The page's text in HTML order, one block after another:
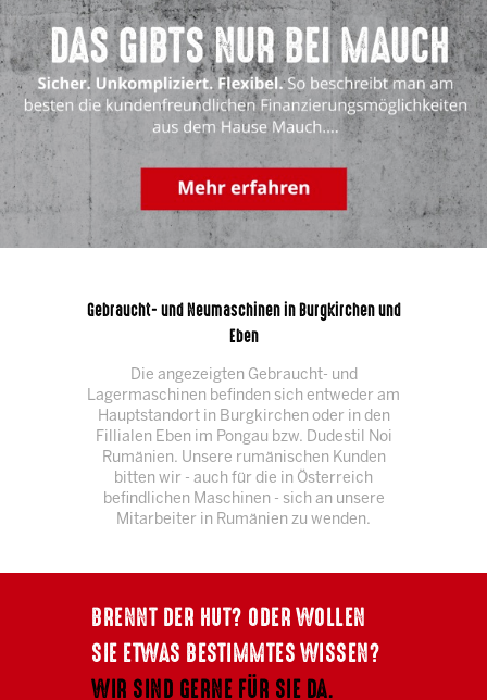
Gebraucht- und Neumaschinen in Burgkirchen und
Eben
Die angezeigten Gebraucht- und
Lagermaschinen befinden sich entweder am
Hauptstandort in Burgkirchen oder in den
Fillialen Eben im Pongau bzw. Dudestil Noi
Rumänien. Unsere rumänischen Kunden
bitten wir - auch für die in Österreich
befindlichen Maschinen - sich an unsere
Mitarbeiter in Rumänien zu wenden.
BRENNT DER HUT? ODER WOLLEN
SIE ETWAS BESTIMMTES WISSEN?
WIR SIND GERNE FÜR SIE DA.